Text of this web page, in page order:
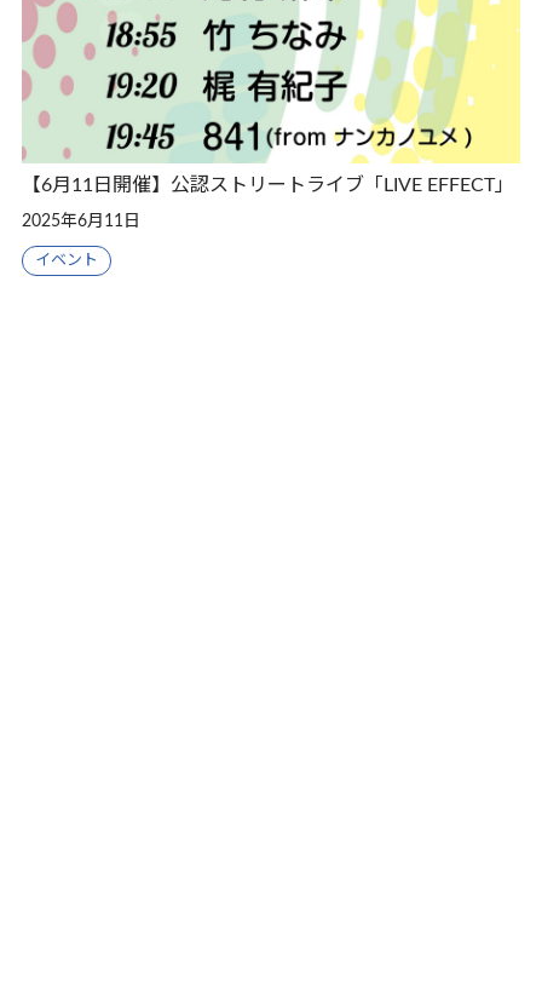
【6月11日開催】公認ストリートライブ「LIVE EFFECT」
2025年6月11日
イベント